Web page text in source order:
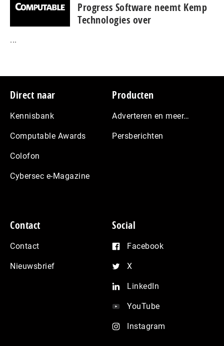
Progress Software neemt Kemp
Technologies over
...
Footer
Direct naar
Kennisbank
Computable Awards
Colofon
Cybersec e-Magazine
Producten
Adverteren en meer…
Persberichten
Contact
Contact
Nieuwsbrief
Social
Facebook
X
LinkedIn
YouTube
Instagram